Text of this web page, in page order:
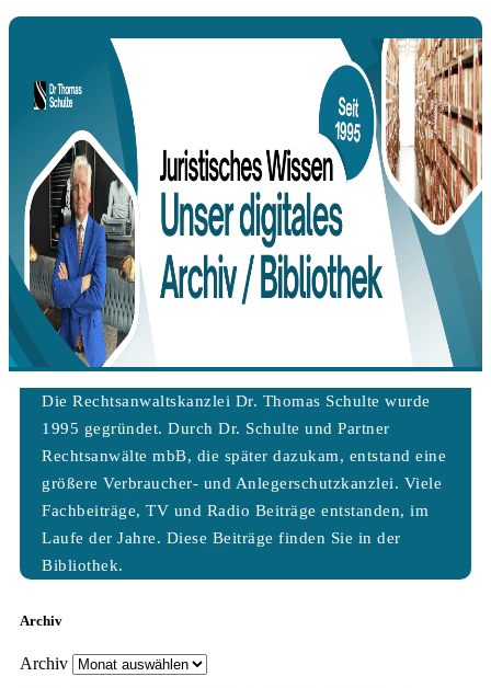
Die Rechtsanwaltskanzlei Dr. Thomas Schulte wurde
1995 gegründet. Durch Dr. Schulte und Partner
Rechtsanwälte mbB, die später dazukam, entstand eine
größere Verbraucher- und Anlegerschutzkanzlei. Viele
Fachbeiträge, TV und Radio Beiträge entstanden, im
Laufe der Jahre. Diese Beiträge finden Sie in der
Bibliothek.
Archiv
Archiv